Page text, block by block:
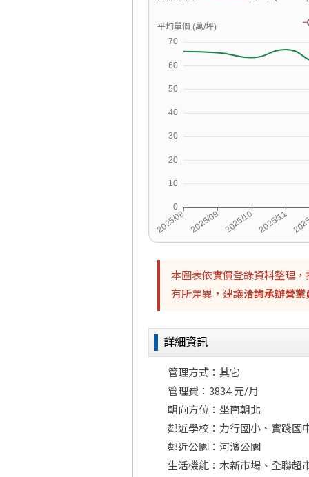
本圖表依實價登錄資料整理
有所差異，建議洽詢承辦營業
詳細資訊
管理方式：其它
管理費：3834 元/月
朝向方位：坐南朝北
鄰近學校：力行國小、實踐國
鄰近公園：河濱公園
生活機能：木新市場、全聯超